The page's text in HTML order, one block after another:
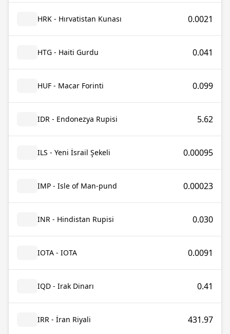
HRK - Hırvatistan Kunası 0.0021
HTG - Haiti Gurdu 0.041
HUF - Macar Forinti 0.099
IDR - Endonezya Rupisi 5.62
ILS - Yeni İsrail Şekeli 0.00095
IMP - Isle of Man-pund 0.00023
INR - Hindistan Rupisi 0.030
IOTA - IOTA 0.0091
IQD - Irak Dinarı 0.41
IRR - İran Riyali 431.97